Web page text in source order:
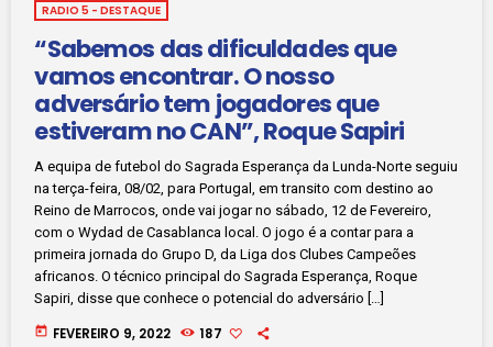
RADIO 5 - DESTAQUE
“Sabemos das dificuldades que
vamos encontrar. O nosso
adversário tem jogadores que
estiveram no CAN”, Roque Sapiri
A equipa de futebol do Sagrada Esperança da Lunda-Norte seguiu
na terça-feira, 08/02, para Portugal, em transito com destino ao
Reino de Marrocos, onde vai jogar no sábado, 12 de Fevereiro,
com o Wydad de Casablanca local. O jogo é a contar para a
primeira jornada do Grupo D, da Liga dos Clubes Campeões
africanos. O técnico principal do Sagrada Esperança, Roque
Sapiri, disse que conhece o potencial do adversário […]
today FEVEREIRO 9, 2022 187